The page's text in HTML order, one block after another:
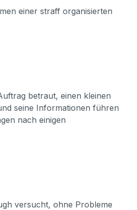
einer straff organisierten
betraut, einen kleinen
seine Informationen führen
nach einigen
versucht, ohne Probleme